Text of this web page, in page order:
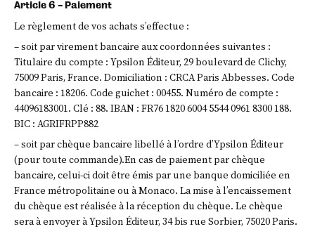
Article 6 – Paiement
Le règlement de vos achats s’effectue :
– soit par virement bancaire aux coordonnées suivantes :
Titulaire du compte : Ypsilon Éditeur, 29 boulevard de Clichy,
75009 Paris, France. Domiciliation : CRCA Paris Abbesses. Code
bancaire : 18206. Code guichet : 00455. Numéro de compte :
44096183001. Clé : 88. IBAN : FR76 1820 6004 5544 0961 8300 188.
BIC : AGRIFRPP882
– soit par chèque bancaire libellé à l’ordre d’Ypsilon Éditeur
(pour toute commande).En cas de paiement par chèque
bancaire, celui-ci doit être émis par une banque domiciliée en
France métropolitaine ou à Monaco. La mise à l’encaissement
du chèque est réalisée à la réception du chèque. Le chèque
sera à envoyer à Ypsilon Éditeur, 34 bis rue Sorbier, 75020 Paris.